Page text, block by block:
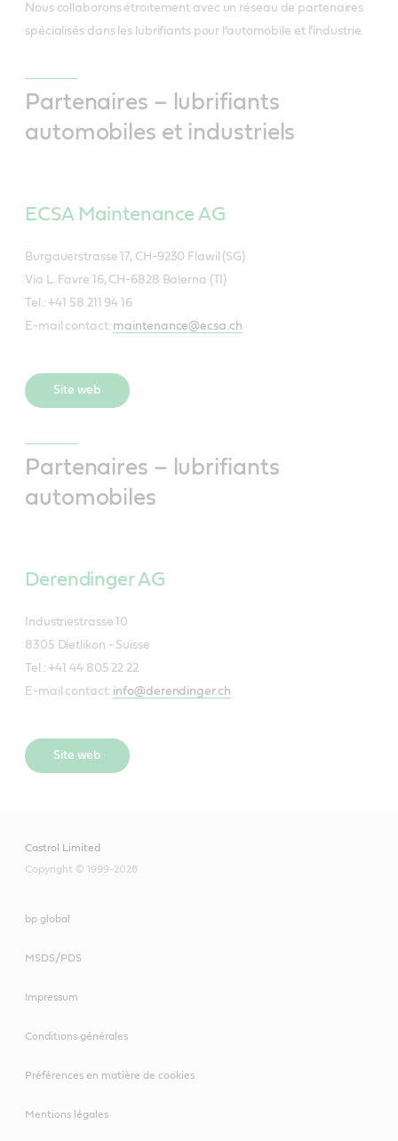
Nous collaborons étroitement avec un réseau de partenaires
spécialisés dans les lubrifiants pour l’automobile et l’industrie.
Partenaires – lubrifiants
automobiles et industriels
ECSA Maintenance AG
Burgauerstrasse 17, CH-9230 Flawil (SG)
Via L. Favre 16, CH-6828 Balerna (TI)
Tel.: +41 58 211 94 16
E-mail contact: maintenance@ecsa.ch
Site web
Partenaires – lubrifiants
automobiles
Derendinger AG
Industriestrasse 10
8305 Dietlikon - Suisse
Tel.: +41 44 805 22 22
E-mail contact: info@derendinger.ch
Site web
Castrol Limited
Copyright © 1999-2026
bp global
MSDS/PDS
Impressum
Conditions générales
Préférences en matière de cookies
Mentions légales